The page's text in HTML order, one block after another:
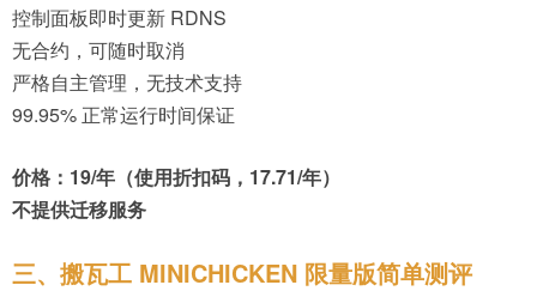
控制面板即时更新 RDNS
无合约，可随时取消
严格自主管理，无技术支持
99.95% 正常运行时间保证
价格：19/年（使用折扣码，17.71/年）
不提供迁移服务
三、搬瓦工 MINICHICKEN 限量版简单测评